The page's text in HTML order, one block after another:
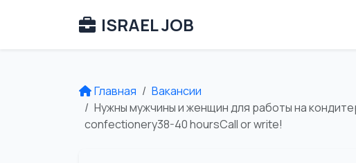
ISRAEL JOB
Главная
Вакансии
Нужны мужчины и женщин для работы на
confectionery38-40 hoursCall or write!